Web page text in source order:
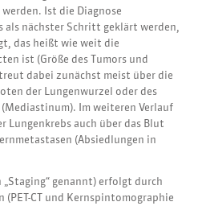
Ist die Diagnose
als nächster Schritt geklärt werden,
das heißt wie weit die
ist (Größe des Tumors und
dabei zunächst meist über die
der Lungenwurzel oder des
(Mediastinum). Im weiteren Verlauf
Lungenkrebs auch über das Blut
(Absiedlungen in
genannt) erfolgt durch
CT und Kernspintomographie